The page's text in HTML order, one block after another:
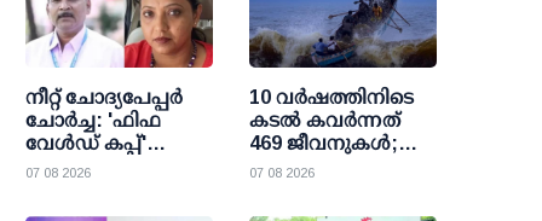
നീറ്റ് ചോദ്യപേപ്പര്‍
ചോര്‍ച്ച: 'ഫിഫ
വേള്‍ഡ് കപ്പ്'
വാട്സാപ്പ് ഗ്രൂപ്പ്
ഞെട്ടിക്കുന്ന
07 08 2026
10 വര്‍ഷത്തിനിടെ
കടല്‍ കവര്‍ന്നത്
469 ജീവനുകള്‍;
47000 ത്തിലധികം
രക്ഷാകരമേകി
07 08 2026